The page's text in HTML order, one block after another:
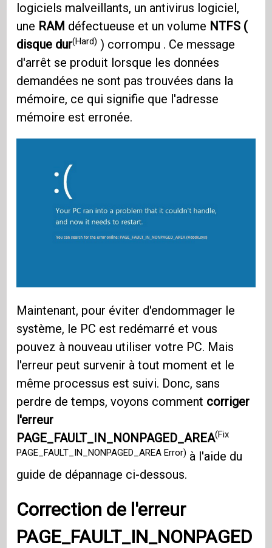
logiciels malveillants, un antivirus logiciel,
une RAM défectueuse et un volume NTFS (
disque dur(Hard) ) corrompu . Ce message
d'arrêt se produit lorsque les données
demandées ne sont pas trouvées dans la
mémoire, ce qui signifie que l'adresse
mémoire est erronée.
Maintenant, pour éviter d'endommager le
système, le PC est redémarré et vous
pouvez à nouveau utiliser votre PC. Mais
l'erreur peut survenir à tout moment et le
même processus est suivi. Donc, sans
perdre de temps, voyons comment corriger
l'erreur
PAGE_FAULT_IN_NONPAGED_AREA(Fix
PAGE_FAULT_IN_NONPAGED_AREA Error) à l'aide du
guide de dépannage ci-dessous.
Correction de l'erreur
PAGE_FAULT_IN_NONPAGED